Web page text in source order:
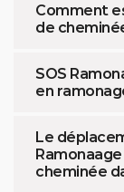
Comment
de
SOS
en
Le
cheminée